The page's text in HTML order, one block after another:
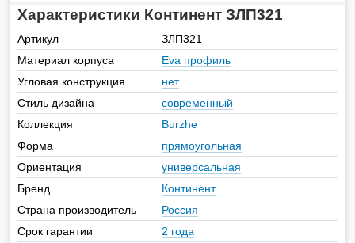
Характеристики Континент ЗЛП321
Артикул
ЗЛП321
Материал корпуса
Eva профиль
Угловая конструкция
нет
Стиль дизайна
современный
Коллекция
Burzhe
Форма
прямоугольная
Ориентация
универсальная
Бренд
Континент
Страна производитель
Россия
Срок гарантии
2 года